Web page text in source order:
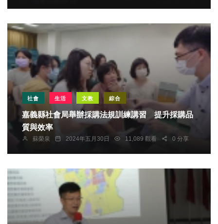
社會 生活 文教 綜合
嘉義縣社會局舉辦採購法規訓練講習 提升採購品
質與效率
蘇榮泉 2024年五月30日 11,089 觀看 0 分享